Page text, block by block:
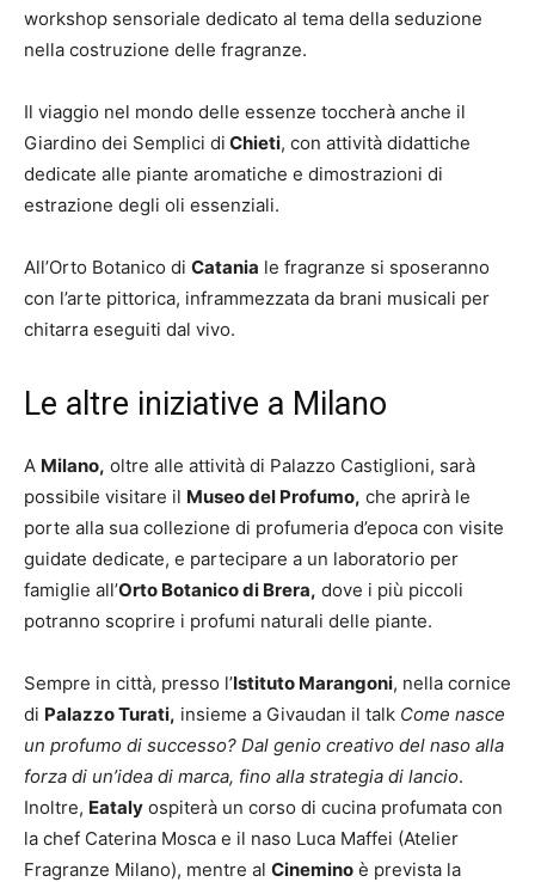
workshop sensoriale dedicato al tema della seduzione
nella costruzione delle fragranze.
Il viaggio nel mondo delle essenze toccherà anche il
Giardino dei Semplici di Chieti, con attività didattiche
dedicate alle piante aromatiche e dimostrazioni di
estrazione degli oli essenziali.
All’Orto Botanico di Catania le fragranze si sposeranno
con l’arte pittorica, inframmezzata da brani musicali per
chitarra eseguiti dal vivo.
Le altre iniziative a Milano
A Milano, oltre alle attività di Palazzo Castiglioni, sarà
possibile visitare il Museo del Profumo, che aprirà le
porte alla sua collezione di profumeria d’epoca con visite
guidate dedicate, e partecipare a un laboratorio per
famiglie all’Orto Botanico di Brera, dove i più piccoli
potranno scoprire i profumi naturali delle piante.
Sempre in città, presso l’Istituto Marangoni, nella cornice
di Palazzo Turati, insieme a Givaudan il talk Come nasce
un profumo di successo? Dal genio creativo del naso alla
forza di un’idea di marca, fino alla strategia di lancio.
Inoltre, Eataly ospiterà un corso di cucina profumata con
la chef Caterina Mosca e il naso Luca Maffei (Atelier
Fragranze Milano), mentre al Cinemino è prevista la